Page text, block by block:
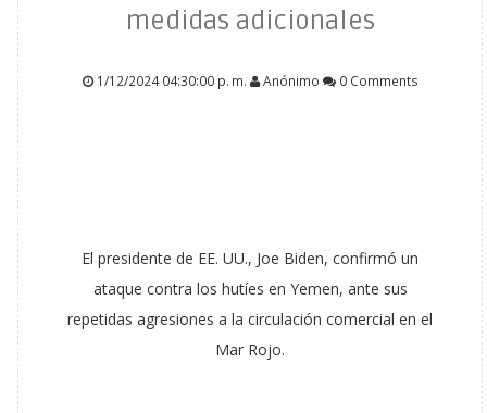
medidas adicionales
1/12/2024 04:30:00 p. m. Anónimo 0 Comments
El presidente de EE. UU., Joe Biden, confirmó un
ataque contra los hutíes en Yemen, ante sus
repetidas agresiones a la circulación comercial en el
Mar Rojo.